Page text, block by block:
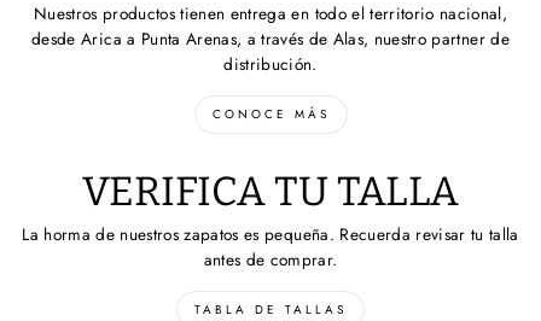
Nuestros productos tienen entrega en todo el territorio nacional,
desde Arica a Punta Arenas, a través de Alas, nuestro partner de
distribución.
CONOCE MÁS
VERIFICA TU TALLA
La horma de nuestros zapatos es pequeña. Recuerda revisar tu talla
antes de comprar.
TABLA DE TALLAS